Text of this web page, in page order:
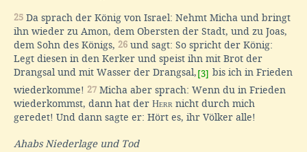
25 Da sprach der König von Israel: Nehmt Micha und bringt
ihn wieder zu Amon, dem Obersten der Stadt, und zu Joas,
dem Sohn des Königs, 26 und sagt: So spricht der König:
Legt diesen in den Kerker und speist ihn mit Brot der
Drangsal und mit Wasser der Drangsal, [3] bis ich in Frieden
wiederkomme! 27 Micha aber sprach: Wenn du in Frieden
wiederkommst, dann hat der Herr nicht durch mich
geredet! Und dann sagte er: Hört es, ihr Völker alle!
Ahabs Niederlage und Tod